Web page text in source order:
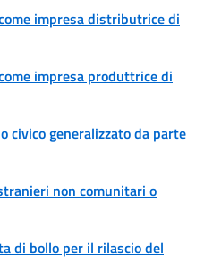
impresa distributrice di
impresa produttrice di
civico generalizzato da parte
non comunitari o
di bollo per il rilascio del